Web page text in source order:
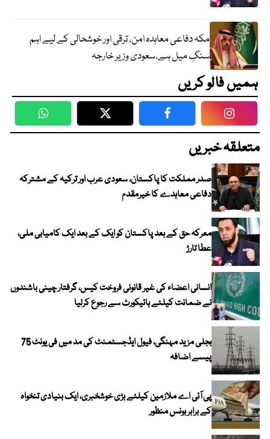
مکہ دفاعی معاہدہ امن، ترقی اور خوشحالی کے لیے اہم
سنگِ میل ہے،سعودی وزیر خارجہ
ہمیں فالو کریں
WhatsApp Twitter Facebook
متعلقہ خبریں
صدر مملکت کا پاکستان، سعودی عرب اور ترکیہ کے مشترکہ
دفاعی معاہدے کا خیرمقدم
معرکہ حق کے بعد پاکستان کو ایک کے بعد ایک کامیابی ملی،
عطا تارڑ
انسانی اعضاء کی غیر قانونی فروخت کیس، گرفتار چینی باشندوں
نے ضمانت کیلئے ہائیکورٹ سے رجوع کرلیا
بجلی مزید مہنگی، فیول ایڈجسٹمنٹ کی مد میں فی یونٹ 75
پیسے اضافہ
پی آئی اے ملازمین کیلئے بڑی خوشخبری، ایک بنیادی تنخواہ
کے برابر بونس منظور